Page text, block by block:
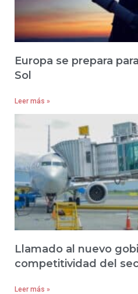
Europa se prepara
Sol
Leer más »
Llamado al nuevo
competitividad del
Leer más »